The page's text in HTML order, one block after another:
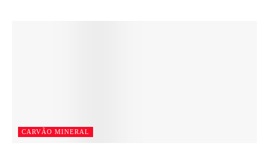
CARVÃO MINERAL